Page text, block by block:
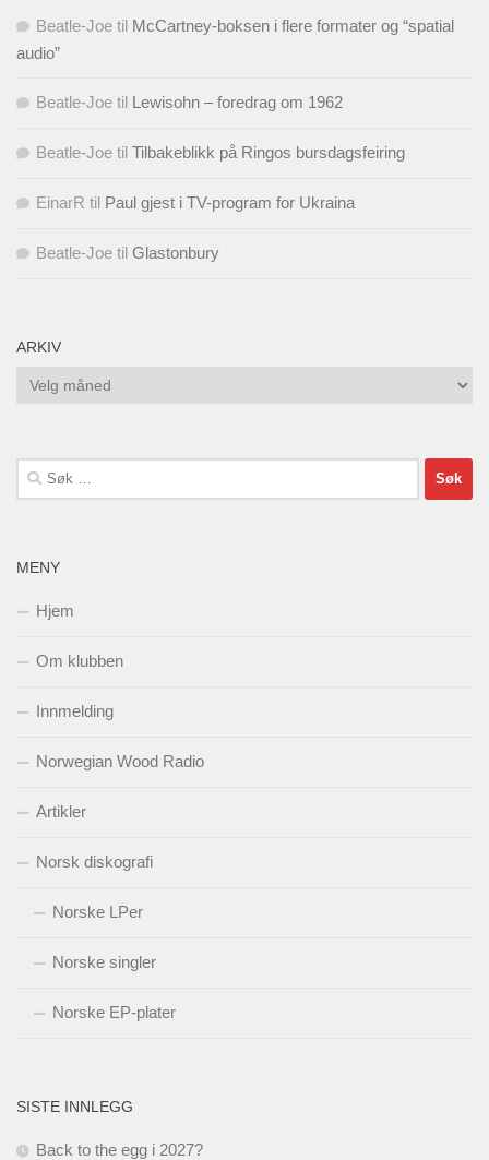
Beatle-Joe til McCartney-boksen i flere formater og “spatial
audio”
Beatle-Joe til Lewisohn – foredrag om 1962
Beatle-Joe til Tilbakeblikk på Ringos bursdagsfeiring
EinarR til Paul gjest i TV-program for Ukraina
Beatle-Joe til Glastonbury
ARKIV
Arkiv
Søk
etter:
MENY
Hjem
Om klubben
Innmelding
Norwegian Wood Radio
Artikler
Norsk diskografi
Norske LPer
Norske singler
Norske EP-plater
SISTE INNLEGG
Back to the egg i 2027?